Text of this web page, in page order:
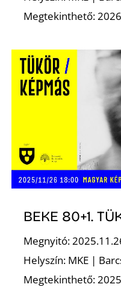
Megtekinthető:
BEKE 80+1.
Megnyitó:
Helyszín: MKE |
Megtekinthető: